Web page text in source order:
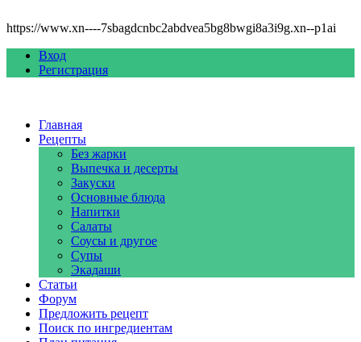
https://www.xn----7sbagdcnbc2abdvea5bg8bwgi8a3i9g.xn--p1ai
Вход
Регистрация
Главная
Рецепты
Без жарки
Выпечка и десерты
Закуски
Основные блюда
Напитки
Салаты
Соусы и другое
Супы
Экадаши
Статьи
Форум
Предложить рецепт
Поиск по ингредиентам